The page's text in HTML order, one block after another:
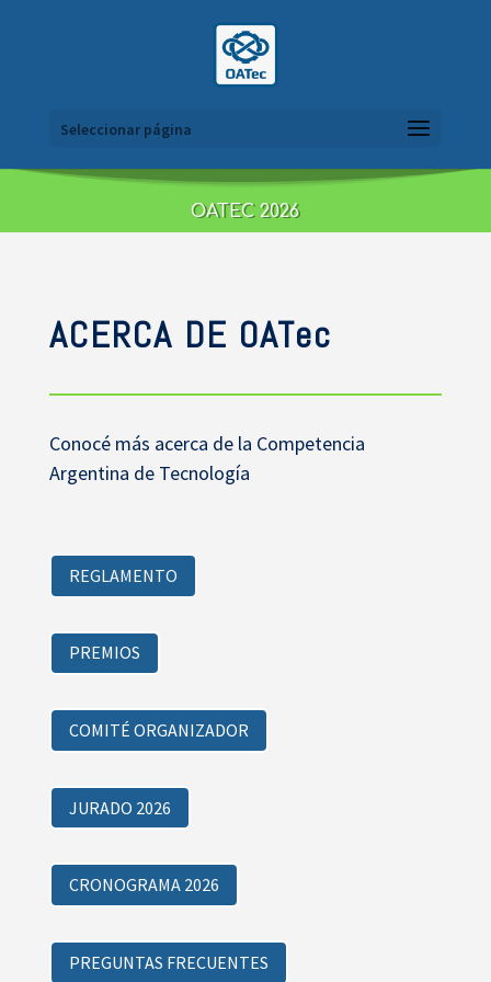
Seleccionar página
OATEC 2026
ACERCA DE OATec
Conocé más acerca de la Competencia
Argentina de Tecnología
REGLAMENTO
PREMIOS
COMITÉ ORGANIZADOR
JURADO 2026
CRONOGRAMA 2026
PREGUNTAS FRECUENTES